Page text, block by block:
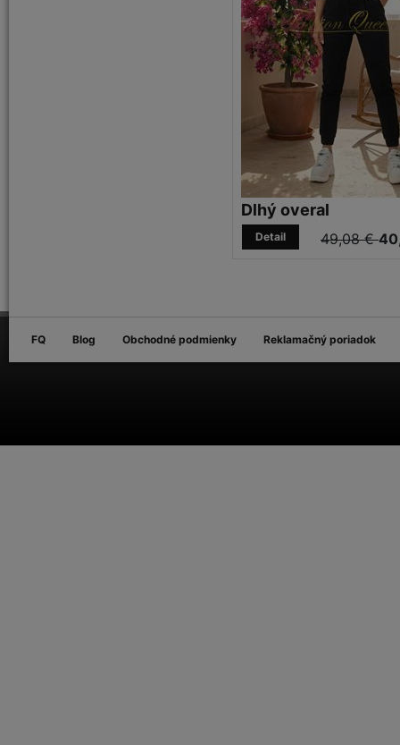
Dlhý overal
49,08 €
Detail
FQ Blog Obchodné podmienky Reklamačný poriadok